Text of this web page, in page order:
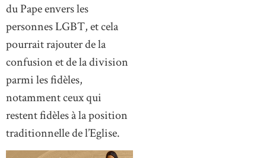
du Pape envers les
personnes LGBT, et cela
pourrait rajouter de la
confusion et de la division
parmi les fidèles,
notamment ceux qui
restent fidèles à la position
traditionnelle de l’Eglise.